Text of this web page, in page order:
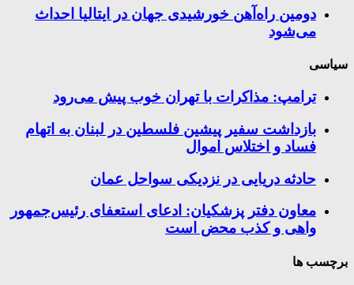
دومین راه‌آهن خورشیدی جهان در ایتالیا احداث
می‌شود
سیاسی
ترامپ: مذاکرات با تهران خوب پیش می‌رود
بازداشت سفیر پیشین فلسطین در لبنان به اتهام
فساد و اختلاس اموال
حادثه دریایی در نزدیکی سواحل عمان
معاون دفتر پزشکیان: ادعای استعفای رئیس‌جمهور
واهی و کذب محض است
برچسب ها